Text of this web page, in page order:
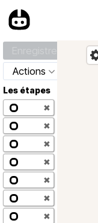
Actions
Les étapes
✖
✖
✖
✖
✖
✖
✖